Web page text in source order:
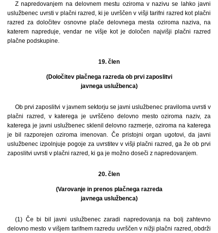
Z napredovanjem na delovnem mestu oziroma v nazivu se lahko javni
uslužbenec uvrsti v plačni razred, ki je uvrščen v višji tarifni razred kot plačni
razred za določitev osnovne plače delovnega mesta oziroma naziva, na
katerem napreduje, vendar ne višje kot je določen najvišji plačni razred
plačne podskupine.
19. člen
(Določitev plačnega razreda ob prvi zaposlitvi
javnega uslužbenca)
Ob prvi zaposlitvi v javnem sektorju se javni uslužbenec praviloma uvrsti v
plačni razred, v katerega je uvrščeno delovno mesto oziroma naziv, za
katerega je javni uslužbenec sklenil delovno razmerje, oziroma na katerega
je bil razporejen oziroma imenovan. Če pristojni organ ugotovi, da javni
uslužbenec izpolnjuje pogoje za uvrstitev v višji plačni razred, ga že ob prvi
zaposlitvi uvrsti v plačni razred, ki ga je možno doseči z napredovanjem.
20. člen
(Varovanje in prenos plačnega razreda
javnega uslužbenca)
(1) Če bi bil javni uslužbenec zaradi napredovanja na bolj zahtevno
delovno mesto v višjem tarifnem razredu uvrščen v nižji plačni razred, obdrži